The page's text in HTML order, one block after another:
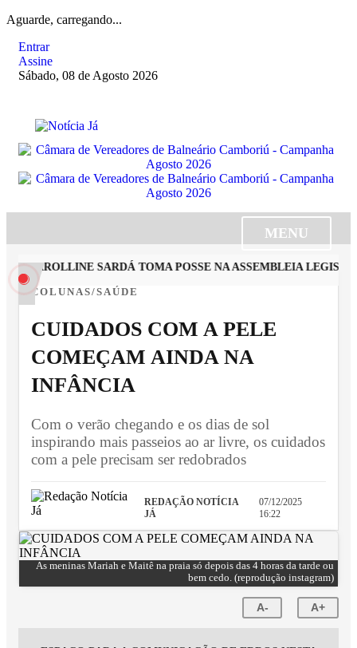
Aguarde, carregando...
Entrar
Assine
Sábado, 08 de Agosto 2026
MENU
CAROLLINE SARDÁ TOMA POSSE NA ASSEMBLEIA
COLUNAS/SAÚDE
CUIDADOS COM A PELE
COMEÇAM AINDA NA
INFÂNCIA
Com o verão chegando e os dias de sol
inspirando mais passeios ao ar livre, os cuidados
com a pele precisam ser redobrados
REDAÇÃO NOTÍCIA
JÁ
07/12/2025
16:22
As meninas Mariah e Maitê na praia só depois das 4 horas da tarde ou
bem cedo. (reprodução instagram)
A- A+